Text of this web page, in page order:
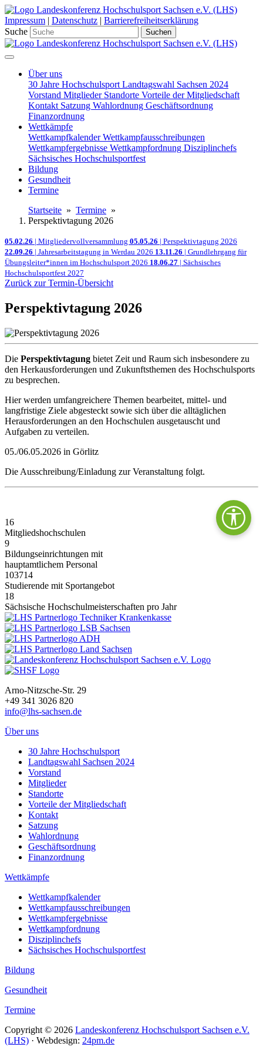
Impressum | Datenschutz | Barrierefreiheitserklärung
Suche
Suchen
Über uns
30 Jahre Hochschulsport Landtagswahl Sachsen 2024
Vorstand Mitglieder Standorte Vorteile der Mitgliedschaft
Kontakt Satzung Wahlordnung Geschäftsordnung
Finanzordnung
Wettkämpfe
WettkampfkalenderWettkampfausschreibungen
Wettkampfergebnisse Wettkampfordnung Disziplinchefs
Sächsisches Hochschulsportfest
Bildung
Gesundheit
Termine
Startseite » Termine »
Perspektivtagung 2026
05.02.26 | Mitgliedervollversammlung 05.05.26 | Perspektivtagung 2026
22.09.26 | Jahresarbeitstagung in Werdau 2026 13.11.26 | Grundlehrgang für
Übungsleiter*innen im Hochschulsport 2026 18.06.27 | Sächsisches
Hochschulsportfest 2027
Zurück zur Termin-Übersicht
Perspektivtagung 2026
Die Perspektivtagung bietet Zeit und Raum sich insbesondere zu
den Herkausforderungen und Zukunftsthemen des Hochschulsports
zu besprechen.
Hier werden umfangreichere Themen bearbeitet, mittel- und
langfristige Ziele abgesteckt sowie sich über die alltäglichen
Herausforderungen an den Hochschulen ausgetauscht und
Aufgaben zu verteilen.
05./06.05.2026 in Görlitz
Die Ausschreibung/Einladung zur Veranstaltung folgt.
16
Mitgliedshochschulen
9
Bildungseinrichtungen mit
hauptamtlichem Personal
103714
Studierende mit Sportangebot
18
Sächsische Hochschulmeisterschaften pro Jahr
Arno-Nitzsche-Str. 29
+49 341 3026 820
info@lhs-sachsen.de
Über uns
30 Jahre Hochschulsport
Landtagswahl Sachsen 2024
Vorstand
Mitglieder
Standorte
Vorteile der Mitgliedschaft
Kontakt
Satzung
Wahlordnung
Geschäftsordnung
Finanzordnung
Wettkämpfe
Wettkampfkalender
Wettkampfausschreibungen
Wettkampfergebnisse
Wettkampfordnung
Disziplinchefs
Sächsisches Hochschulsportfest
Bildung
Gesundheit
Termine
Copyright © 2026 Landeskonferenz Hochschulsport Sachsen e.V.
(LHS) · Webdesign: 24pm.de